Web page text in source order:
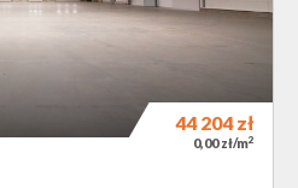
44 204zł
0,00 zł/m2